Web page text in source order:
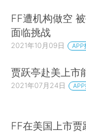
FF遭机构做空
面临挑战
2021年10月09日 APP
贾跃亭赴美上市
2021年07月24日
FF在美国上市